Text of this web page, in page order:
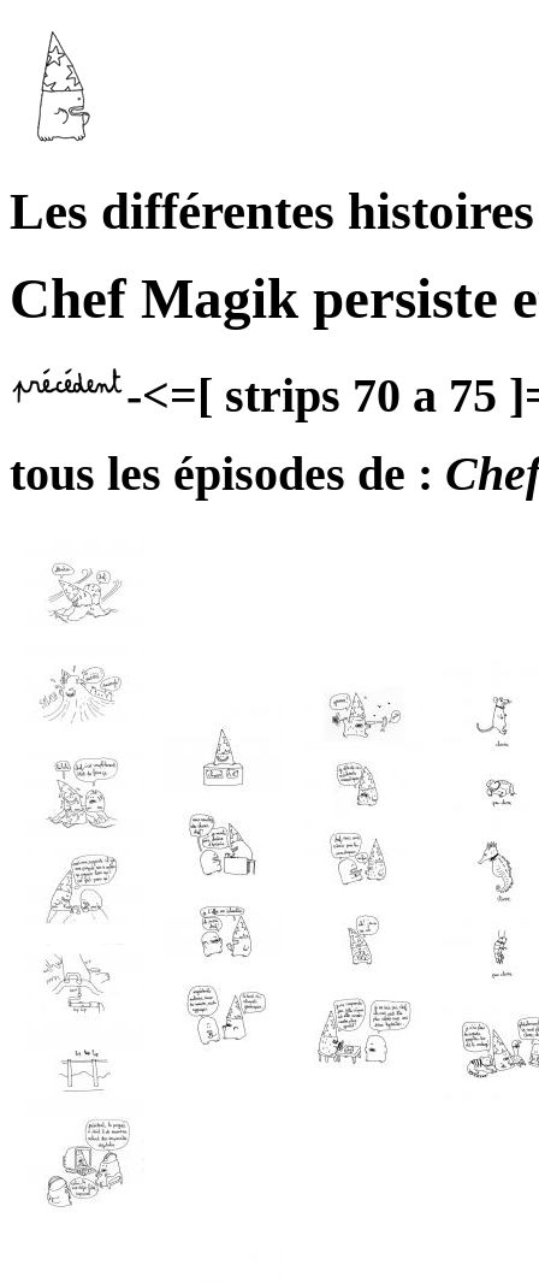
Les différentes histoires
Chef Magik persiste
-<=[ strips 70 a 75
tous les épisodes de :